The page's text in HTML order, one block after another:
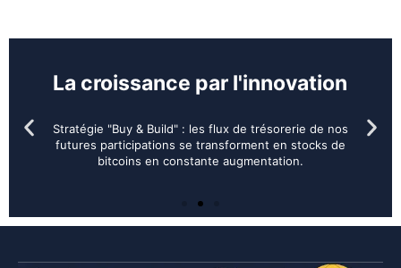
La croissance par l'innovation
Stratégie "Buy & Build" : les flux de trésorerie de nos
futures participations se transforment en stocks de
bitcoins en constante augmentation.